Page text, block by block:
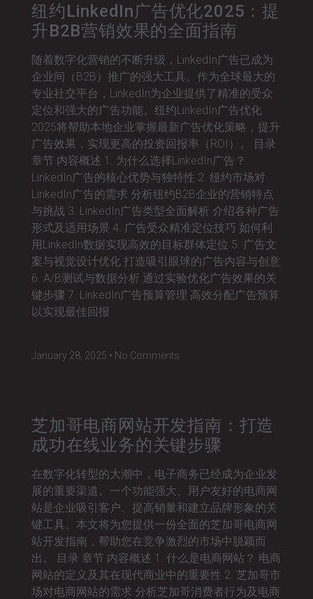
纽约LinkedIn广告优化2025：提
升B2B营销效果的全面指南
随着数字化营销的不断升级，LinkedIn广告已成为
企业间（B2B）推广的强大工具。作为全球最大的
专业社交平台，LinkedIn为企业提供了精准的受众
定位和强大的广告功能。纽约LinkedIn广告优化
2025将帮助本地企业掌握最新广告优化策略，提升
广告效果，实现更高的投资回报率（ROI）。 目录
章节 内容概述 1. 为什么选择LinkedIn广告？
LinkedIn广告的核心优势与独特性 2. 纽约市场对
LinkedIn广告的需求 分析纽约B2B企业的营销特点
与挑战 3. LinkedIn广告类型全面解析 介绍各种广告
形式及适用场景 4. 广告受众精准定位技巧 如何利
用LinkedIn数据实现高效的目标群体定位 5. 广告文
案与视觉设计优化 打造吸引眼球的广告内容与创意
6. A/B测试与数据分析 通过实验优化广告效果的关
键步骤 7. LinkedIn广告预算管理 高效分配广告预算
以实现最佳回报
January 28, 2025 No Comments
芝加哥电商网站开发指南：打造
成功在线业务的关键步骤
在数字化转型的大潮中，电子商务已经成为企业发
展的重要渠道。一个功能强大、用户友好的电商网
站是企业吸引客户、提高销量和建立品牌形象的关
键工具。本文将为您提供一份全面的芝加哥电商网
站开发指南，帮助您在竞争激烈的市场中脱颖而
出。 目录 章节 内容概述 1. 什么是电商网站？ 电商
网站的定义及其在现代商业中的重要性 2. 芝加哥市
场对电商网站的需求 分析芝加哥消费者行为及电商